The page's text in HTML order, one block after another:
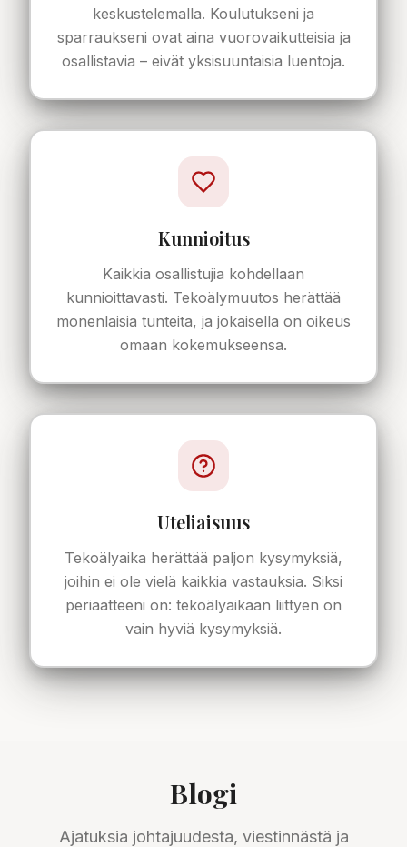
keskustelemalla. Koulutukseni ja
sparraukseni ovat aina vuorovaikutteisia ja
osallistavia – eivät yksisuuntaisia luentoja.
Kunnioitus
Kaikkia osallistujia kohdellaan
kunnioittavasti. Tekoälymuutos herättää
monenlaisia tunteita, ja jokaisella on oikeus
omaan kokemukseensa.
Uteliaisuus
Tekoälyaika herättää paljon kysymyksiä,
joihin ei ole vielä kaikkia vastauksia. Siksi
periaatteeni on: tekoälyaikaan liittyen on
vain hyviä kysymyksiä.
Blogi
Ajatuksia johtajuudesta, viestinnästä ja